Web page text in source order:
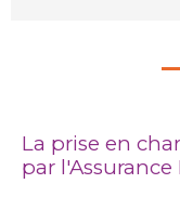
La prise en
par l'Assurance